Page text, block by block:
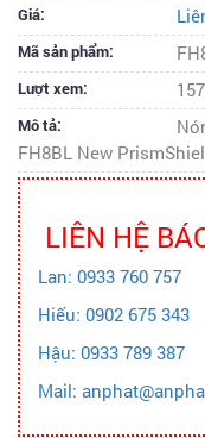
Giá:
Mã sản phẩm:
Lượt xem:
Mô tả:
FH8BL New
LIÊN HỆ
Lan: 0933 760 757
Hiếu: 0902 675 343
Hậu: 0933 789 387
Mail: